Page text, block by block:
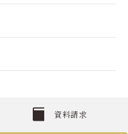
資料請求